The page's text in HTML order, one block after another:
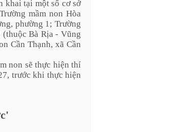
khai tại một số cơ sở
mầm non Hòa
phường 1; Trường
Bà Rịa - Vũng
Cần Thạnh, xã Cần
non sẽ thực hiện thí
trước khi thực hiện